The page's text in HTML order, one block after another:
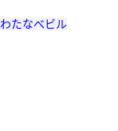
わたなべビル